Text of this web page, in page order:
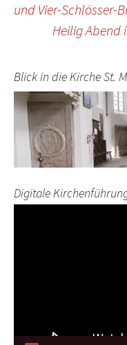
und Vier-Schlösser-
Heilig Abend
Blick in die Kirche St.
Digitale